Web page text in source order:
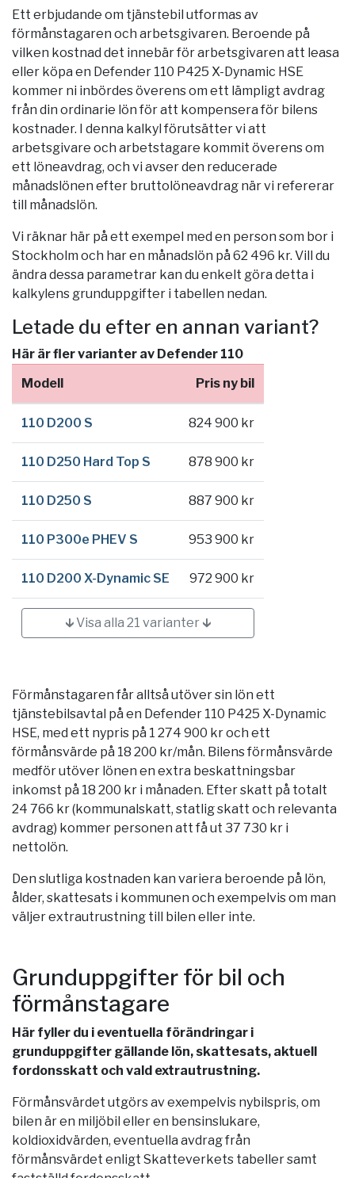
Ett erbjudande om tjänstebil utformas av
förmånstagaren och arbetsgivaren. Beroende på
vilken kostnad det innebär för arbetsgivaren att leasa
eller köpa en Defender 110 P425 X-Dynamic HSE
kommer ni inbördes överens om ett lämpligt avdrag
från din ordinarie lön för att kompensera för bilens
kostnader. I denna kalkyl förutsätter vi att
arbetsgivare och arbetstagare kommit överens om
ett löneavdrag, och vi avser den reducerade
månadslönen efter bruttolöneavdrag när vi refererar
till månadslön.
Vi räknar här på ett exempel med en person som bor i
Stockholm och har en månadslön på 62 496 kr. Vill du
ändra dessa parametrar kan du enkelt göra detta i
kalkylens grunduppgifter i tabellen nedan.
Letade du efter en annan variant?
Här är fler varianter av Defender 110
Modell
Pris ny bil
110 D200 S 824 900 kr
110 D250 Hard Top S 878 900 kr
110 D250 S 887 900 kr
110 P300e PHEV S 953 900 kr
110 D200 X-Dynamic SE 972 900 kr
🡳 Visa alla 21 varianter 🡳
Förmånstagaren får alltså utöver sin lön ett
tjänstebilsavtal på en Defender 110 P425 X-Dynamic
HSE, med ett nypris på 1 274 900 kr och ett
förmånsvärde på 18 200 kr/mån. Bilens förmånsvärde
medför utöver lönen en extra beskattningsbar
inkomst på 18 200 kr i månaden. Efter skatt på totalt
24 766 kr (kommunalskatt, statlig skatt och relevanta
avdrag) kommer personen att få ut 37 730 kr i
nettolön.
Den slutliga kostnaden kan variera beroende på lön,
ålder, skattesats i kommunen och exempelvis om man
väljer extrautrustning till bilen eller inte.
Grunduppgifter för bil och
förmånstagare
Här fyller du i eventuella förändringar i
grunduppgifter gällande lön, skattesats, aktuell
fordonsskatt och vald extrautrustning.
Förmånsvärdet utgörs av exempelvis nybilspris, om
bilen är en miljöbil eller en bensinslukare,
koldioxidvärden, eventuella avdrag från
förmånsvärdet enligt Skatteverkets tabeller samt